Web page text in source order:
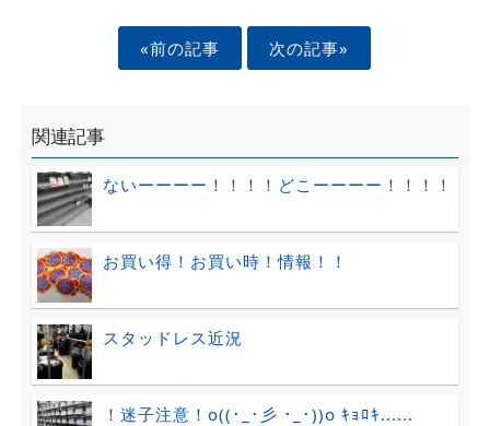
«前の記事 次の記事»
関連記事
ないーーーー！！！！どこーーーー！！！！
お買い得！お買い時！情報！！
スタッドレス近況
！迷子注意！o((･_･彡 ･_･))o ｷｮﾛｷ......